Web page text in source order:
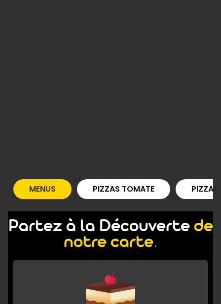
MENUS PIZZAS TOMATE PIZZAS
Partez à la Découverte de
notre carte.